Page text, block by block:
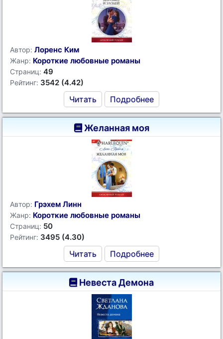
Автор: Лоренс Ким
Жанр: Короткие любовные романы
Страниц: 49
Рейтинг: 3542 (4.42)
Читать Подробнее
Желанная моя
Автор: Грэхем Линн
Жанр: Короткие любовные романы
Страниц: 50
Рейтинг: 3495 (4.30)
Читать Подробнее
Невеста Демона